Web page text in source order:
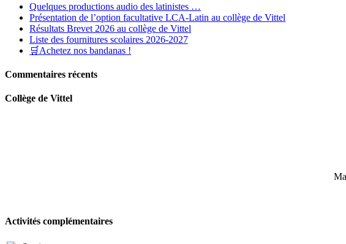
facile
!
Quelques productions audio des latinistes …
Présentation de l’option facultative LCA-Latin au collège de Vittel
Résultats Brevet 2026 au collège de Vittel
Liste des fournitures scolaires 2026-2027
🛒Achetez nos bandanas !
Commentaires récents
Collège de Vittel
Activités complémentaires